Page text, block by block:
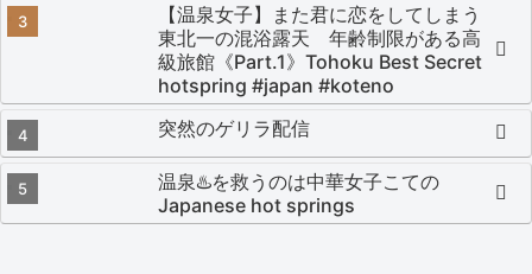
【温泉女子】また君に恋をしてしまう
東北一の混浴露天 年齢制限がある高
級旅館《Part.1》Tohoku Best Secret
hotspring #japan #koteno
突然のゲリラ配信
温泉♨️を救うのは中華女子こての
Japanese hot springs